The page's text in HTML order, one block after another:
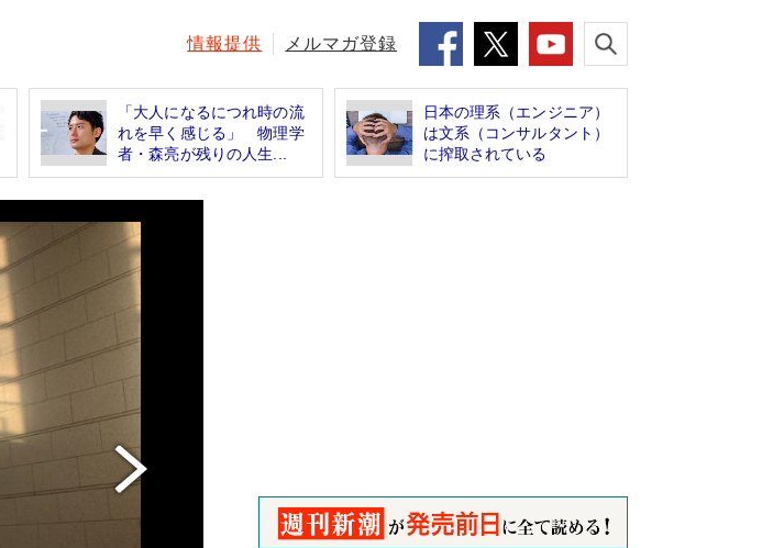
情報提供 メルマガ登録
「大人になるにつれ時の流
れを早く感じる」 物理学
者・森亮が残りの人生...
日本の理系（エンジニア）
は文系（コンサルタント）
に搾取されている